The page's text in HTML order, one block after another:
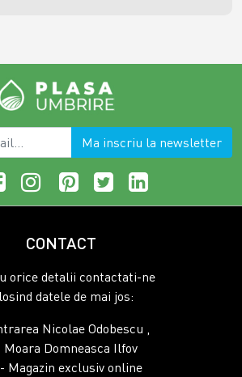
Ma inscriu la newsletter
CONTACT
orice detalii contactati-ne
datele de mai jos:
Nicolae Odobescu ,
Moara Domneasca Ilfov
- Magazin exclusiv online